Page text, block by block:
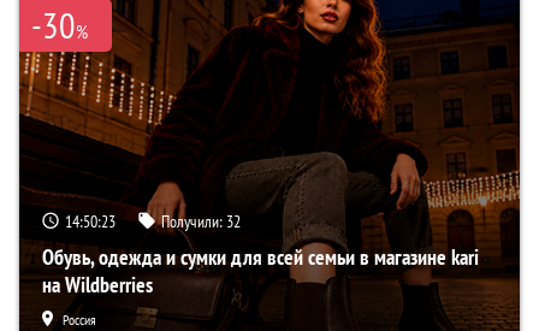
-30%
14:50:22 Получили: 32
Обувь, одежда и сумки для всей семьи в магазине kari
на Wildberries
Россия